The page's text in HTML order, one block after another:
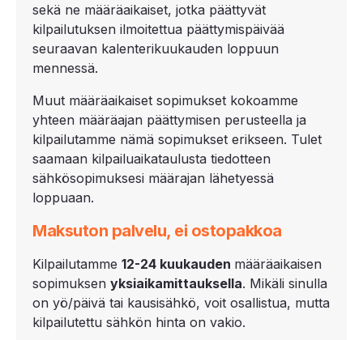
sekä ne määräaikaiset, jotka päättyvät
kilpailutuksen ilmoitettua päättymispäivää
seuraavan kalenterikuukauden loppuun
mennessä.
Muut määräaikaiset sopimukset kokoamme
yhteen määräajan päättymisen perusteella ja
kilpailutamme nämä sopimukset erikseen. Tulet
saamaan kilpailuaikataulusta tiedotteen
sähkösopimuksesi määrajan lähetyessä
loppuaan.
Maksuton palvelu, ei ostopakkoa
Kilpailutamme 12-24 kuukauden määräaikaisen
sopimuksen yksiaikamittauksella. Mikäli sinulla
on yö/päivä tai kausisähkö, voit osallistua, mutta
kilpailutettu sähkön hinta on vakio.